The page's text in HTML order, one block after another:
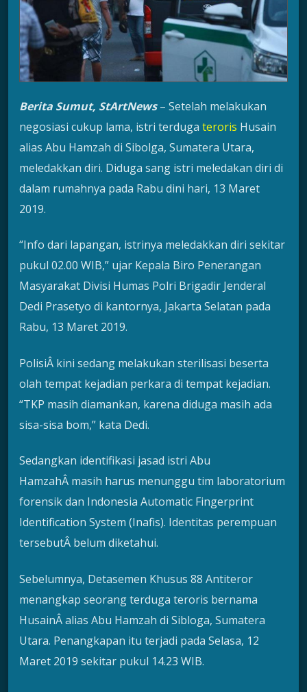
Berita Sumut, StArtNews– Setelah melakukan
negosiasi cukup lama, istri terduga teroris Husain
alias Abu Hamzah di Sibolga, Sumatera Utara,
meledakkan diri. Diduga sang istri meledakan diri di
dalam rumahnya pada Rabu dini hari, 13 Maret
2019.
“Info dari lapangan, istrinya meledakkan diri sekitar
pukul 02.00 WIB,” ujar Kepala Biro Penerangan
Masyarakat Divisi Humas Polri Brigadir Jenderal
Dedi Prasetyo di kantornya, Jakarta Selatan pada
Rabu, 13 Maret 2019.
PolisiÂ kini sedang melakukan sterilisasi beserta
olah tempat kejadian perkara di tempat kejadian.
“TKP masih diamankan, karena diduga masih ada
sisa-sisa bom,” kata Dedi.
Sedangkan identifikasi jasad istri Abu
HamzahÂ masih harus menunggu tim laboratorium
forensik dan Indonesia Automatic Fingerprint
Identification System (Inafis). Identitas perempuan
tersebutÂ belum diketahui.
Sebelumnya, Detasemen Khusus 88 Antiteror
menangkap seorang terduga teroris bernama
HusainÂ alias Abu Hamzah di Sibloga, Sumatera
Utara. Penangkapan itu terjadi pada Selasa, 12
Maret 2019 sekitar pukul 14.23 WIB.